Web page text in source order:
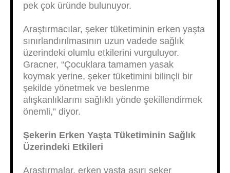
pek çok üründe bulunuyor.
Araştırmacılar, şeker tüketiminin erken yaşta
sınırlandırılmasının uzun vadede sağlık
üzerindeki olumlu etkilerini vurguluyor.
Gracner, “Çocuklara tamamen yasak
koymak yerine, şeker tüketimini bilinçli bir
şekilde yönetmek ve beslenme
alışkanlıklarını sağlıklı yönde şekillendirmek
önemli,” diyor.
Şekerin Erken Yaşta Tüketiminin Sağlık
Üzerindeki Etkileri
Araştırmalar, erken yaşta aşırı şeker